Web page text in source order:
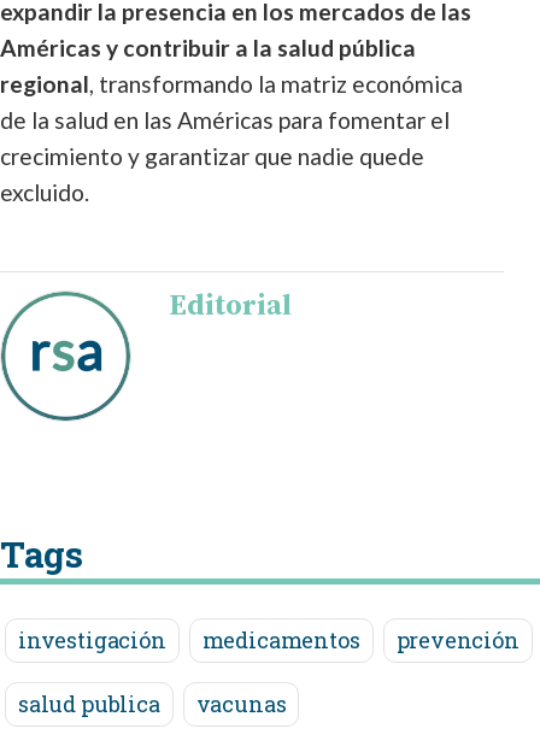
expandir la presencia en los mercados de las
Américas y contribuir a la salud pública
regional, transformando la matriz económica
de la salud en las Américas para fomentar el
crecimiento y garantizar que nadie quede
excluido.
Editorial
Tags
investigación medicamentos prevención
salud publica vacunas